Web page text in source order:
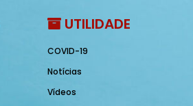
UTILIDADE
COVID-19
Notícias
Vídeos